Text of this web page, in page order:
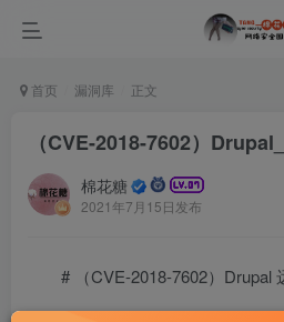
首页 漏洞库 正文
（CVE-2018-7602）
棉花糖
2021年7月15日发布
# （CVE-2018-7602）Drupal